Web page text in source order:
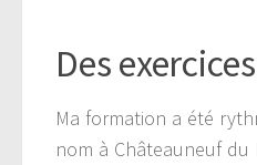
Des
Ma formation a été
nom à Châteauneuf